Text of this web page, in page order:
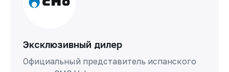
Эксклюзивный дилер
Официальный представитель испанского